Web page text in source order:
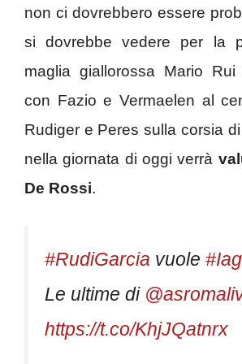
non ci dovrebbero essere
si dovrebbe vedere per la
maglia giallorossa Mario Rui
con Fazio e Vermaelen al
Rudiger e Peres sulla corsia
nella giornata di oggi verrà
De Rossi.
#RudiGarcia vuole
Le ultime di
https://t.co/KhjJQatnrx